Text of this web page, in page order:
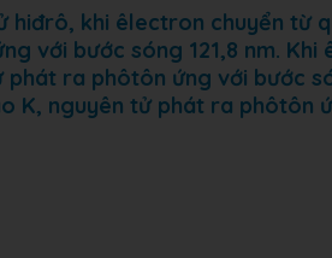
hiđrô, khi êlectron chuyển từ
với bước sóng 121,8 nm.
phát ra phôtôn ứng với bước
K, nguyên tử phát ra phôtôn